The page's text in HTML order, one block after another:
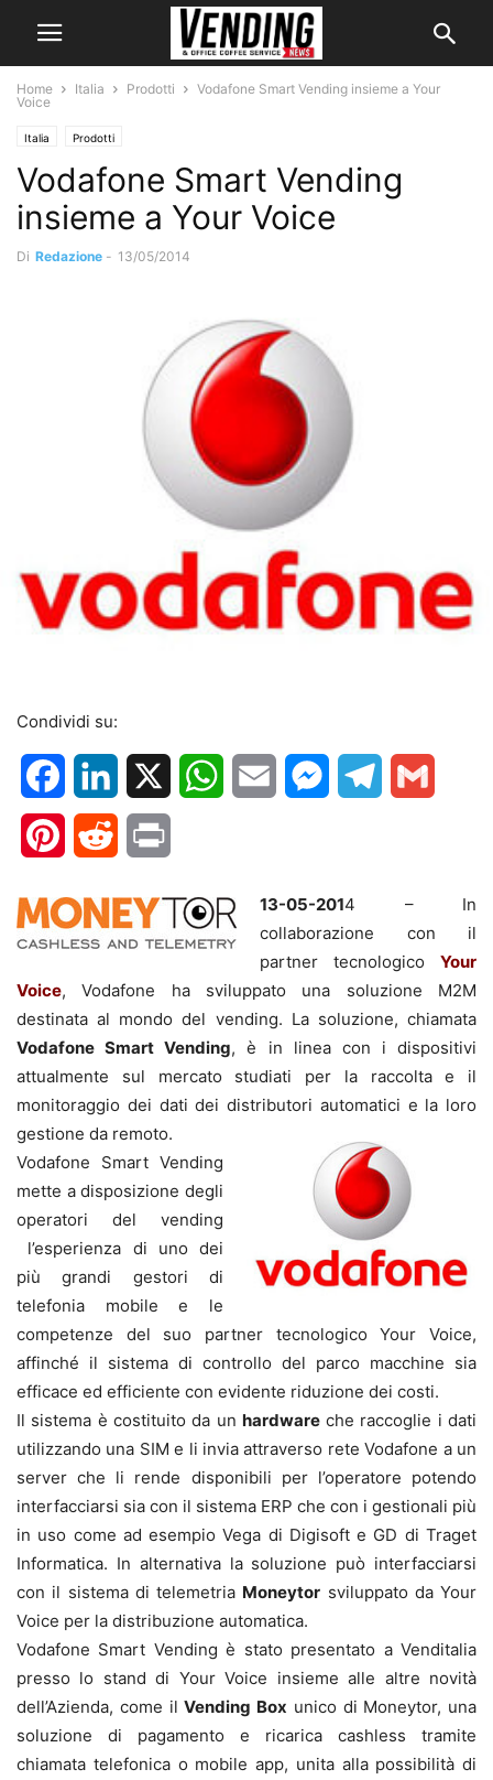
Home Italia Prodotti
Vodafone Smart Vending insieme a Your
Voice
Italia Prodotti
Vodafone Smart Vending
insieme a Your Voice
Di Redazione - 13/05/2014
Condividi su:
FacebookLinkedIn WhatsApp
Email MessengerTelegram
PinterestReddit
13-05-2014 – In
collaborazione con il
partner tecnologico Your
Voice, Vodafone ha sviluppato una soluzione M2M
destinata al mondo del vending. La soluzione, chiamata
Vodafone Smart Vending, è in linea con i dispositivi
attualmente sul mercato studiati per la raccolta e il
monitoraggio dei dati dei distributori automatici e la loro
gestione da remoto.
Vodafone Smart Vending
mette a disposizione degli
operatori del vending
l’esperienza di uno dei
più grandi gestori di
telefonia mobile e le
competenze del suo partner tecnologico Your Voice,
affinché il sistema di controllo del parco macchine sia
efficace ed efficiente con evidente riduzione dei costi.
Il sistema è costituito da un hardwareche raccoglie i dati
utilizzando una SIM e li invia attraverso rete Vodafone a un
server che li rende disponibili per l’operatore potendo
interfacciarsi sia con il sistema ERP che con i gestionali più
in uso come ad esempio Vega di Digisoft e GD di Traget
Informatica. In alternativa la soluzione può interfacciarsi
con il sistema di telemetria Moneytor sviluppato da Your
Voice per la distribuzione automatica.
Vodafone Smart Vending è stato presentato a Venditalia
presso lo stand di Your Voice insieme alle altre novità
dell’Azienda, come ilVending Box unico di Moneytor, una
soluzione di pagamento e ricarica cashless tramite
chiamata telefonica o mobile app, unita alla possibilità di